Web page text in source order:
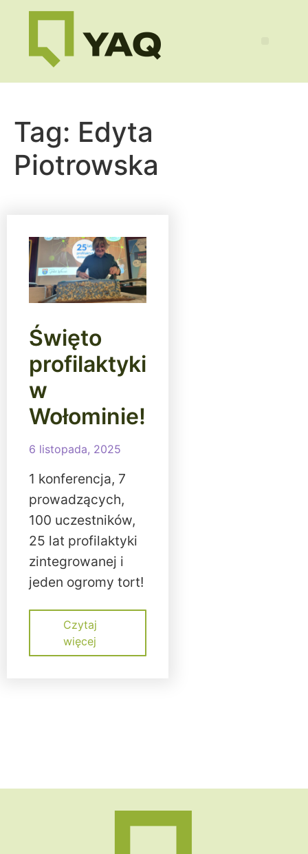
Tag: Edyta
Piotrowska
Święto
profilaktyki
w
Wołominie!
6 listopada, 2025
1 konferencja, 7
prowadzących,
100 uczestników,
25 lat profilaktyki
zintegrowanej i
jeden ogromy tort!
Czytaj
więcej